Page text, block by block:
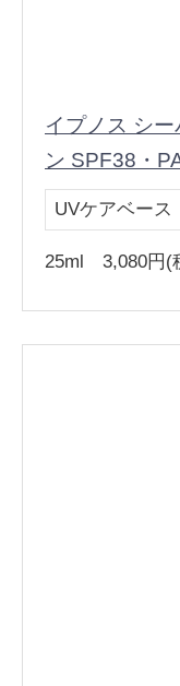
イプノス シ
ン SPF38・
UVケアベース
25ml 3,080円(